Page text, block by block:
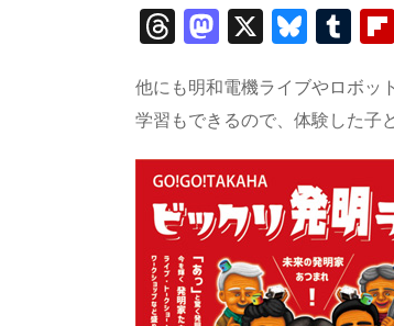
T
h
re
a
d
s
M
a
st
o
d
o
n
X Bl
u
e
sk
y
T
u
m
bl
r
他にも明和電機ライブやロボッ
学習もできるので、体験した子